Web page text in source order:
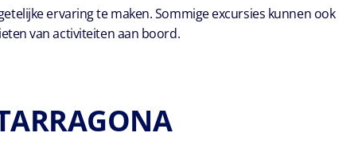
ervaring te maken. Sommige excursies kunnen ook
van activiteiten aan boord.